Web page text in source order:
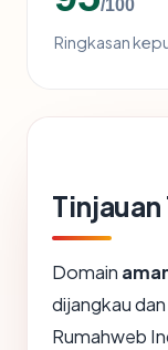
/100
Ringkasan
Tinjauan
Domain
dijangkau
Rumahweb